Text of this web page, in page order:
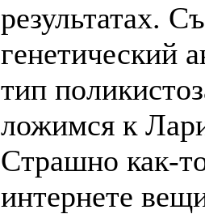
результатах.
генетический
тип
ложимся к
Страшно как-
интернете